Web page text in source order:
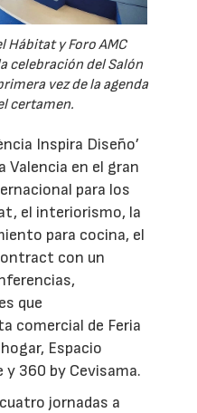
Hábitat y Foro AMC
celebración del Salón
vez de la agenda
certamen.
Inspira Diseño’
Valencia en el gran
para los
el interiorismo, la
para cocina, el
con un
que
comercial de Feria
Espacio
y 360 by Cevisama.
jornadas a